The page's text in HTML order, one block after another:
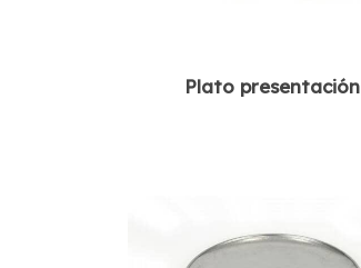
Plato presentación